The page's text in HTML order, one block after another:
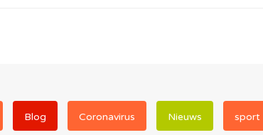
Blog Coronavirus Nieuws sport